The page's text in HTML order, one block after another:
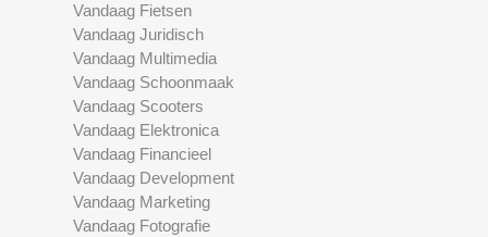
Vandaag Fietsen
Vandaag Juridisch
Vandaag Multimedia
Vandaag Schoonmaak
Vandaag Scooters
Vandaag Elektronica
Vandaag Financieel
Vandaag Development
Vandaag Marketing
Vandaag Fotografie